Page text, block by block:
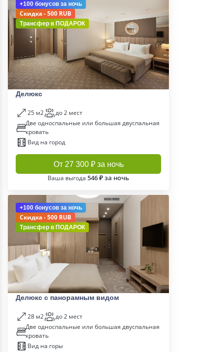
+100 бонусов за ночь
Скидка - 500 RUB
Трансфер в ПОДАРОК
Делюкс
25 м2
до 2 мест
Две односпальные или большая двуспальная
кровать
Вид на город
От 27 300 ₽ за ночь
Ваша выгода 546 ₽ за ночь
+100 бонусов за ночь
Скидка - 500 RUB
Трансфер в ПОДАРОК
Делюкс с панорамным видом
28 м2
до 2 мест
Две односпальные или большая двуспальная
кровать
Вид на горы